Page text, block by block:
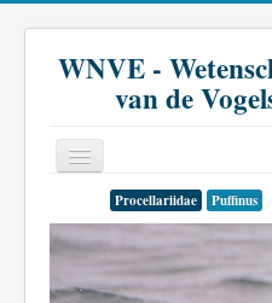
WNVE -
van de
Inleiding
Procellariidae Puffinus